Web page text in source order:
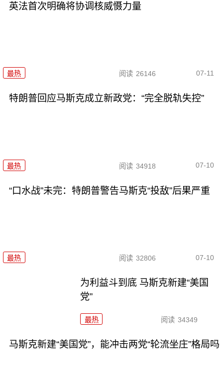
英法首次明确将协调核威慑力量
最热 阅读 26146 07-11
特朗普回应马斯克成立新政党：“完全脱轨失控”
最热 阅读 34918 07-10
“口水战”未完：特朗普警告马斯克“投敌”后果严重
最热 阅读 32806 07-10
为利益斗到底 马斯克新建“美国
党”
最热 阅读 34349
马斯克新建“美国党”，能冲击两党“轮流坐庄”格局吗